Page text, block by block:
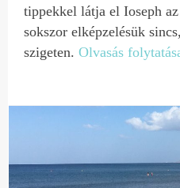
tippekkel látja el Ioseph
sokszor elképzelésük
szigeten.Olvasás